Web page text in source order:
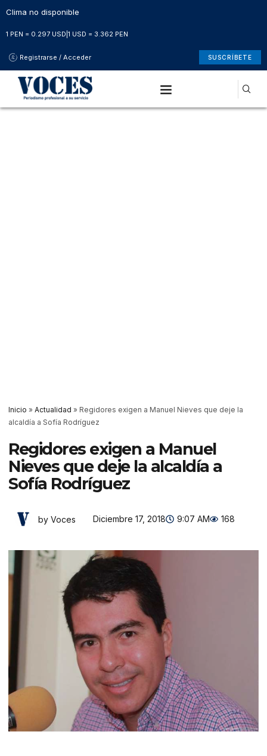
Clima no disponible
1 PEN = 0.297 USD 1 USD = 3.362 PEN
Registrarse / Acceder SUSCRÍBETE
Inicio » Actualidad » Regidores exigen a Manuel Nieves que deje la
alcaldía a Sofía Rodríguez
Regidores exigen a Manuel
Nieves que deje la alcaldía a
Sofía Rodríguez
by Voces Diciembre 17, 2018 9:07 AM 168